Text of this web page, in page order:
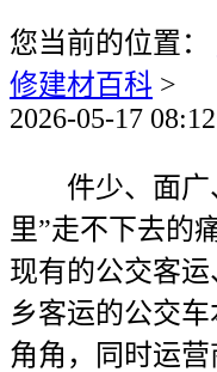
您当前的位置：
修建材百科 >
2026-05-17 08:12
件少、面广
里”走不下去的
现有的公交客
乡客运的公交
角角，同时运